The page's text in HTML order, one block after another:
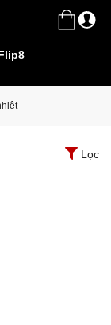
Lọc